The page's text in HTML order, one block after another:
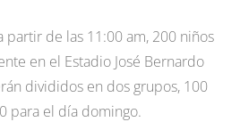
partir de las 11:00 am, 200 niños
en el Estadio José Bernardo
divididos en dos grupos, 100
para el día domingo.